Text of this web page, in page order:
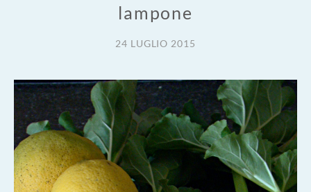
lampone
24 LUGLIO 2015